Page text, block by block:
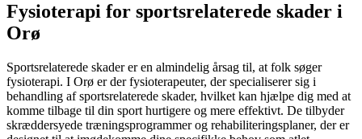
Fysioterapi for sportsrelaterede skader i
Orø
Sportsrelaterede skader er en almindelig årsag til, at folk søger
fysioterapi. I Orø er der fysioterapeuter, der specialiserer sig i
behandling af sportsrelaterede skader, hvilket kan hjælpe dig med at
komme tilbage til din sport hurtigere og mere effektivt. De tilbyder
skræddersyede træningsprogrammer og rehabiliteringsplaner, der er